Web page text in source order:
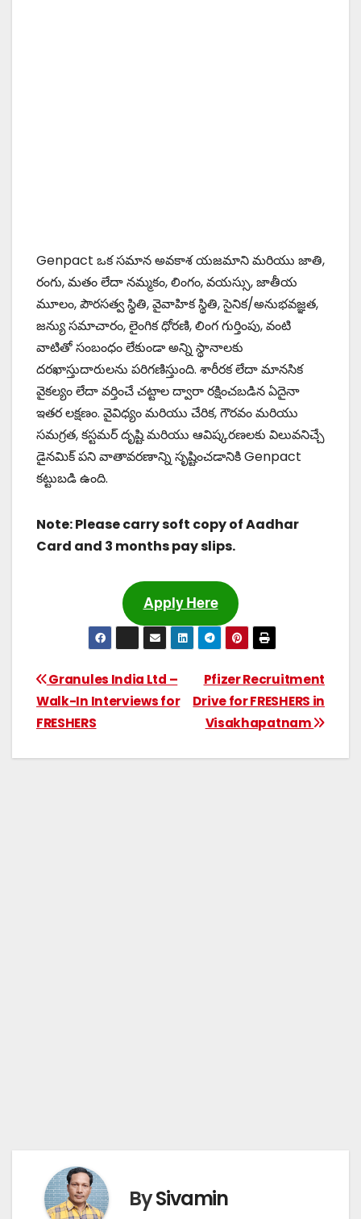
Genpact ఒక సమాన అవకాశ యజమాని మరియు జాతి,
రంగు, మతం లేదా నమ్మకం, లింగం, వయస్సు, జాతీయ
మూలం, పౌరసత్వ స్థితి, వైవాహిక స్థితి, సైనిక/అనుభవజ్ఞత,
జన్యు సమాచారం, లైంగిక ధోరణి, లింగ గుర్తింపు, వంటి
వాటితో సంబంధం లేకుండా అన్ని స్థానాలకు
దరఖాస్తుదారులను పరిగణిస్తుంది. శారీరక లేదా మానసిక
వైకల్యం లేదా వర్తించే చట్టాల ద్వారా రక్షించబడిన ఏదైనా
ఇతర లక్షణం. వైవిధ్యం మరియు చేరిక, గౌరవం మరియు
సమగ్రత, కస్టమర్ దృష్టి మరియు ఆవిష్కరణలకు విలువనిచ్చే
డైనమిక్ పని వాతావరణాన్ని సృష్టించడానికి Genpact
కట్టుబడి ఉంది.
Note: Please carry soft copy of Aadhar
Card and 3 months pay slips.
Apply Here
Pfizer Recruitment
Drive for FRESHERS in
Visakhapatnam
Granules India Ltd –
Walk-In Interviews for
FRESHERS
BySivamin